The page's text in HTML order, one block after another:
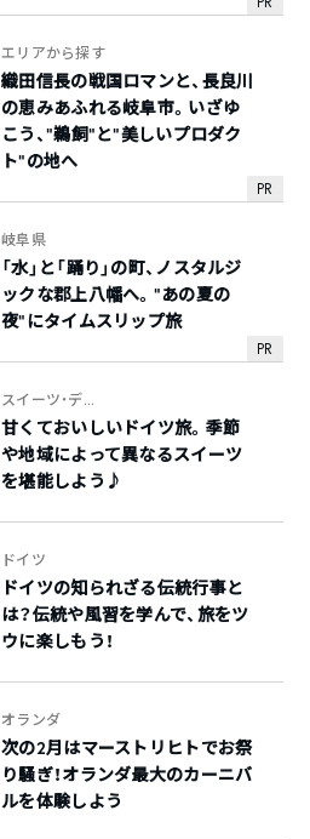
PR
エリアから探す
織田信長の戦国ロマンと、長良川
の恵みあふれる岐阜市。いざゆ
こう、“鵜飼”と“美しいプロダク
ト”の地へ
PR
岐阜県
「水」と「踊り」の町、ノスタルジ
ックな郡上八幡へ。“あの夏の
夜”にタイムスリップ旅
スイーツ・デ...
甘くておいしいドイツ旅。季節
や地域によって異なるスイーツ
を堪能しよう♪
ドイツ
ドイツの知られざる伝統行事と
は？伝統や風習を学んで、旅をツ
ウに楽しもう！
オランダ
次の2月はマーストリヒトでお祭
り騒ぎ！オランダ最大のカーニバ
ルを体験しよう